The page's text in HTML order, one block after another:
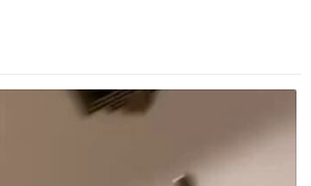
きました。誰の食べカスかわか
いです。こんなおまけまで付け